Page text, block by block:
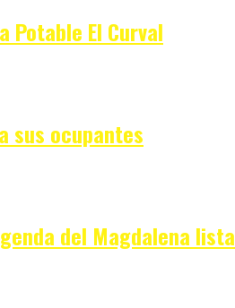
El Curval
sus ocupantes
del Magdalena lista